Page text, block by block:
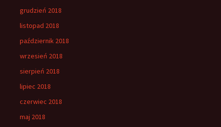
grudzień 2018
listopad 2018
październik 2018
wrzesień 2018
sierpień 2018
lipiec 2018
czerwiec 2018
maj 2018